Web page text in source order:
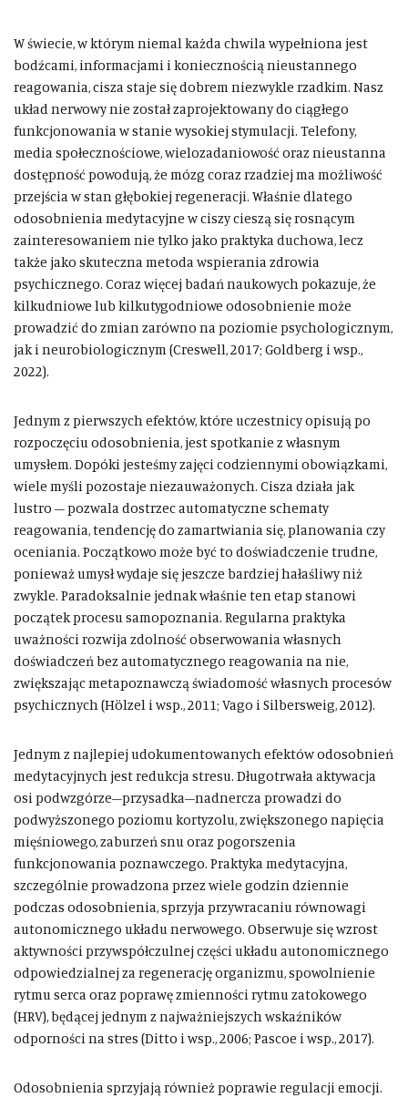
W świecie, w którym niemal każda chwila wypełniona jest
bodźcami, informacjami i koniecznością nieustannego
reagowania, cisza staje się dobrem niezwykle rzadkim. Nasz
układ nerwowy nie został zaprojektowany do ciągłego
funkcjonowania w stanie wysokiej stymulacji. Telefony,
media społecznościowe, wielozadaniowość oraz nieustanna
dostępność powodują, że mózg coraz rzadziej ma możliwość
przejścia w stan głębokiej regeneracji. Właśnie dlatego
odosobnienia medytacyjne w ciszy cieszą się rosnącym
zainteresowaniem nie tylko jako praktyka duchowa, lecz
także jako skuteczna metoda wspierania zdrowia
psychicznego. Coraz więcej badań naukowych pokazuje, że
kilkudniowe lub kilkutygodniowe odosobnienie może
prowadzić do zmian zarówno na poziomie psychologicznym,
jak i neurobiologicznym (Creswell, 2017; Goldberg i wsp.,
2022).
Jednym z pierwszych efektów, które uczestnicy opisują po
rozpoczęciu odosobnienia, jest spotkanie z własnym
umysłem. Dopóki jesteśmy zajęci codziennymi obowiązkami,
wiele myśli pozostaje niezauważonych. Cisza działa jak
lustro – pozwala dostrzec automatyczne schematy
reagowania, tendencję do zamartwiania się, planowania czy
oceniania. Początkowo może być to doświadczenie trudne,
ponieważ umysł wydaje się jeszcze bardziej hałaśliwy niż
zwykle. Paradoksalnie jednak właśnie ten etap stanowi
początek procesu samopoznania. Regularna praktyka
uważności rozwija zdolność obserwowania własnych
doświadczeń bez automatycznego reagowania na nie,
zwiększając metapoznawczą świadomość własnych procesów
psychicznych (Hölzel i wsp., 2011; Vago i Silbersweig, 2012).
Jednym z najlepiej udokumentowanych efektów odosobnień
medytacyjnych jest redukcja stresu. Długotrwała aktywacja
osi podwzgórze–przysadka–nadnercza prowadzi do
podwyższonego poziomu kortyzolu, zwiększonego napięcia
mięśniowego, zaburzeń snu oraz pogorszenia
funkcjonowania poznawczego. Praktyka medytacyjna,
szczególnie prowadzona przez wiele godzin dziennie
podczas odosobnienia, sprzyja przywracaniu równowagi
autonomicznego układu nerwowego. Obserwuje się wzrost
aktywności przywspółczulnej części układu autonomicznego
odpowiedzialnej za regenerację organizmu, spowolnienie
rytmu serca oraz poprawę zmienności rytmu zatokowego
(HRV), będącej jednym z najważniejszych wskaźników
odporności na stres (Ditto i wsp., 2006; Pascoe i wsp., 2017).
Odosobnienia sprzyjają również poprawie regulacji emocji.